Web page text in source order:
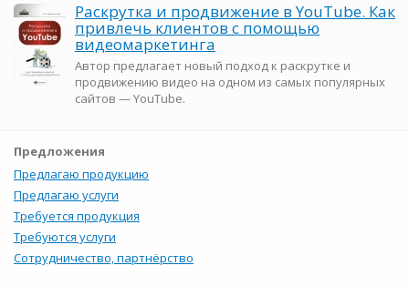
Раскрутка и продвижение в YouTube. Как
привлечь клиентов с помощью
видеомаркетинга
Автор предлагает новый подход к раскрутке и
продвижению видео на одном из самых популярных
сайтов — YouTube.
Предложения
Предлагаю продукцию
Предлагаю услуги
Требуется продукция
Требуются услуги
Сотрудничество, партнёрство